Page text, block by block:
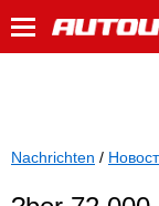
Nachrichten /